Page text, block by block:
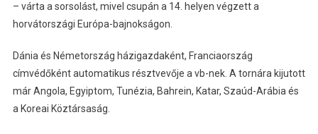
– várta a sorsolást, mivel csupán a 14. helyen végzett a
horvátországi Európa-bajnokságon.
Dánia és Németország házigazdaként, Franciaország
címvédőként automatikus résztvevője a vb-nek. A tornára kijutott
már Angola, Egyiptom, Tunézia, Bahrein, Katar, Szaúd-Arábia és
a Koreai Köztársaság.